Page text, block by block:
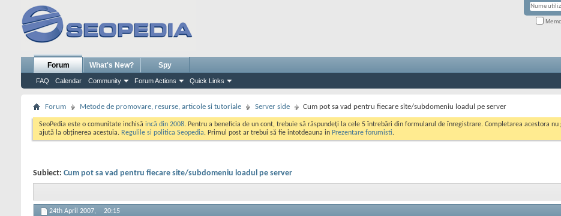
Forum
FAQ Calendar Community Forum Actions Quick Links
What's New? Spy
Forum Metode de promovare, resurse, articole si tutoriale Server side Cum pot sa vad pentru fiecare site/subdomeniu loadul pe server
SeoPedia este o comunitate inchisă incă din 2008. Pentru a beneficia de un cont, trebuie să răspundeți la cele 5 întrebări din formularul de înregistrare. Completarea acestora
ajută la obținerea acestuia. Regulile si politica Seopedia. Primul post ar trebui să fie intotdeauna in Prezentare forumisti.
Subiect: Cum pot sa vad pentru fiecare site/subdomeniu loadul pe server
24th April 2007, 20:15